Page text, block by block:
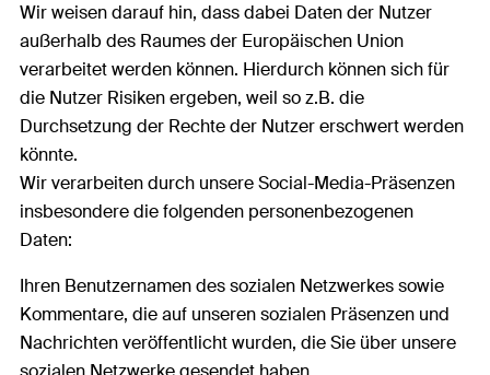
Wir weisen darauf hin, dass dabei Daten der Nutzer
außerhalb des Raumes der Europäischen Union
verarbeitet werden können. Hierdurch können sich für
die Nutzer Risiken ergeben, weil so z.B. die
Durchsetzung der Rechte der Nutzer erschwert werden
könnte.
Wir verarbeiten durch unsere Social-Media-Präsenzen
insbesondere die folgenden personenbezogenen
Daten:
Ihren Benutzernamen des sozialen Netzwerkes sowie
Kommentare, die auf unseren sozialen Präsenzen und
Nachrichten veröffentlicht wurden, die Sie über unsere